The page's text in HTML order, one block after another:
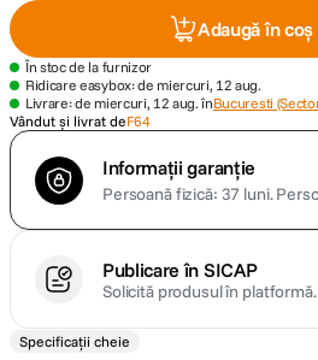
9. insta 360
godox
Adaugă în coș
În stoc de la furnizor
Ridicare easybox: de miercuri, 12 aug.
Livrare: de miercuri, 12 aug. înBucuresti
Vândut și livrat deF64
Informații garanție
Persoană fizică: 37 luni.
Publicare în SICAP
Solicită produsul în platformă.
Specificații cheie